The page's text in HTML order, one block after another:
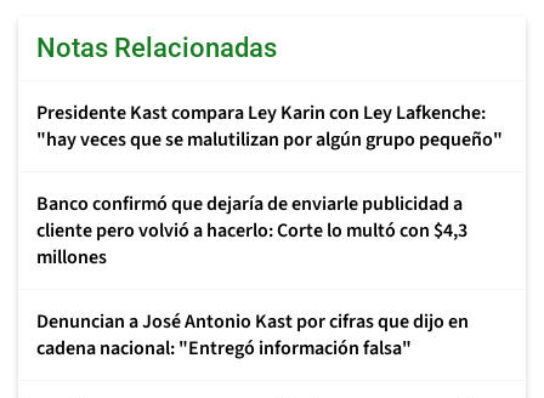
Notas Relacionadas
Presidente Kast compara Ley Karin con Ley Lafkenche:
"hay veces que se malutilizan por algún grupo pequeño"
Banco confirmó que dejaría de enviarle publicidad a
cliente pero volvió a hacerlo: Corte lo multó con $4,3
millones
Denuncian a José Antonio Kast por cifras que dijo en
cadena nacional: "Entregó información falsa"